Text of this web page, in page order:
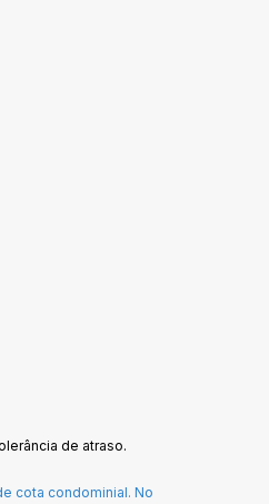
de atraso.
cota condominial. No